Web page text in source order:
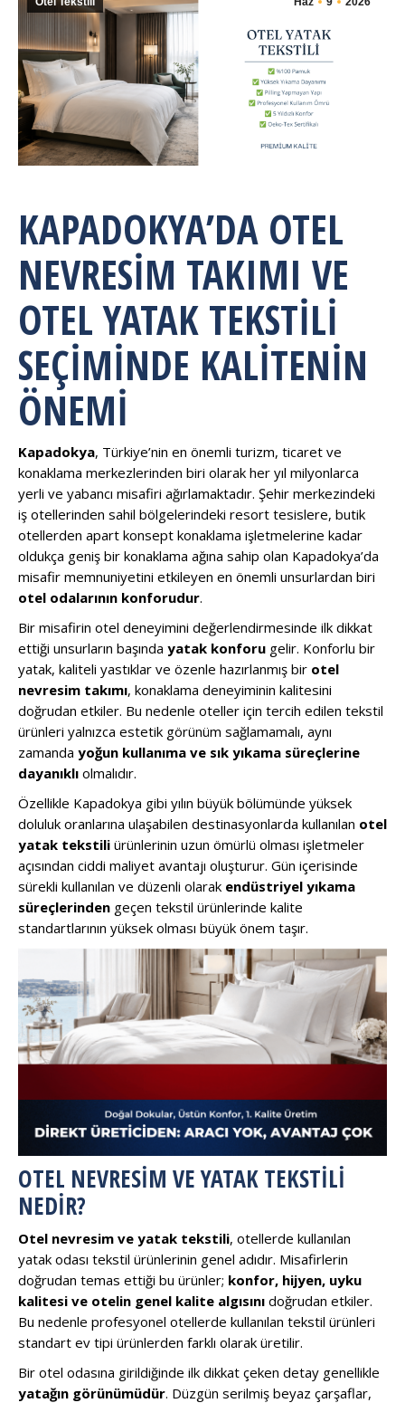
KAPADOKYA’DA OTEL
NEVRESIM TAKIMI VE
OTEL YATAK TEKSTILI
SEÇIMINDE KALITENIN
ÖNEMI
Kapadokya, Türkiye’nin en önemli turizm, ticaret ve
konaklama merkezlerinden biri olarak her yıl milyonlarca
yerli ve yabancı misafiri ağırlamaktadır. Şehir merkezindeki
iş otellerinden sahil bölgelerindeki resort tesislere, butik
otellerden apart konsept konaklama işletmelerine kadar
oldukça geniş bir konaklama ağına sahip olan Kapadokya’da
misafir memnuniyetini etkileyen en önemli unsurlardan biri
otel odalarının konforudur.
Bir misafirin otel deneyimini değerlendirmesinde ilk dikkat
ettiği unsurların başında yatak konforu gelir. Konforlu bir
yatak, kaliteli yastıklar ve özenle hazırlanmış bir otel
nevresim takımı, konaklama deneyiminin kalitesini
doğrudan etkiler. Bu nedenle oteller için tercih edilen tekstil
ürünleri yalnızca estetik görünüm sağlamamalı, aynı
zamanda yoğun kullanıma ve sık yıkama süreçlerine
dayanıklı olmalıdır.
Özellikle Kapadokya gibi yılın büyük bölümünde yüksek
doluluk oranlarına ulaşabilen destinasyonlarda kullanılan otel
yatak tekstili ürünlerinin uzun ömürlü olması işletmeler
açısından ciddi maliyet avantajı oluşturur. Gün içerisinde
sürekli kullanılan ve düzenli olarak endüstriyel yıkama
süreçlerinden geçen tekstil ürünlerinde kalite
standartlarının yüksek olması büyük önem taşır.
OTEL NEVRESIM VE YATAK TEKSTILI
NEDIR?
Otel nevresim ve yatak tekstili, otellerde kullanılan
yatak odası tekstil ürünlerinin genel adıdır. Misafirlerin
doğrudan temas ettiği bu ürünler; konfor, hijyen, uyku
kalitesi ve otelin genel kalite algısını doğrudan etkiler.
Bu nedenle profesyonel otellerde kullanılan tekstil ürünleri
standart ev tipi ürünlerden farklı olarak üretilir.
Bir otel odasına girildiğinde ilk dikkat çeken detay genellikle
yatağın görünümüdür. Düzgün serilmiş beyaz çarşaflar,